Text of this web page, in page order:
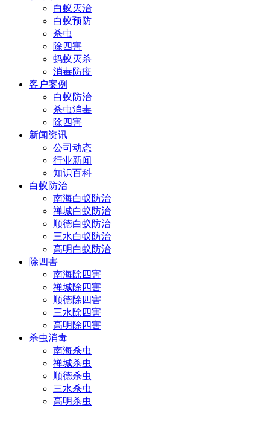
白蚁灭治
白蚁预防
杀虫
除四害
蚂蚁灭杀
消毒防疫
客户案例
白蚁防治
杀虫消毒
除四害
新闻资讯
公司动态
行业新闻
知识百科
白蚁防治
南海白蚁防治
禅城白蚁防治
顺德白蚁防治
三水白蚁防治
高明白蚁防治
除四害
南海除四害
禅城除四害
顺德除四害
三水除四害
高明除四害
杀虫消毒
南海杀虫
禅城杀虫
顺德杀虫
三水杀虫
高明杀虫